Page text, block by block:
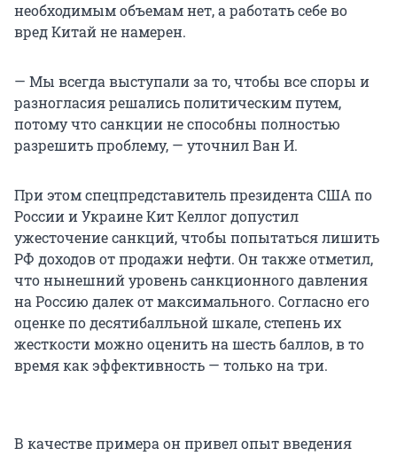
необходимым объемам нет, а работать себе во
вред Китай не намерен.
— Мы всегда выступали за то, чтобы все споры и
разногласия решались политическим путем,
потому что санкции не способны полностью
разрешить проблему, — уточнил Ван И.
При этом спецпредставитель президента США по
России и Украине Кит Келлог допустил
ужесточение санкций, чтобы попытаться лишить
РФ доходов от продажи нефти. Он также отметил,
что нынешний уровень санкционного давления
на Россию далек от максимального. Согласно его
оценке по десятибалльной шкале, степень их
жесткости можно оценить на шесть баллов, в то
время как эффективность — только на три.
В качестве примера он привел опыт введения